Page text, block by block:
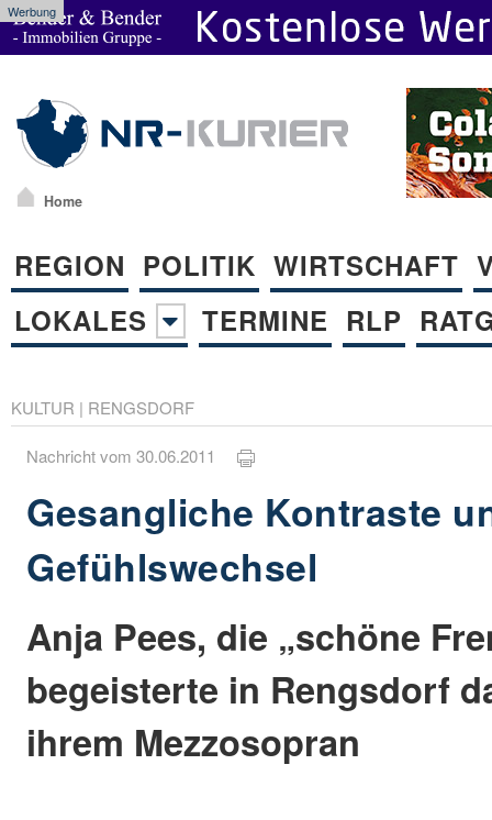
Werbung
Home
REGION POLITIK WIRTSCHAFT
LOKALES
TERMINE RLP
KULTUR | RENGSDORF
Nachricht vom 30.06.2011
Gesangliche Kontraste
Gefühlswechsel
Anja Pees, die „schöne
begeisterte in Rengsdorf
ihrem Mezzosopran